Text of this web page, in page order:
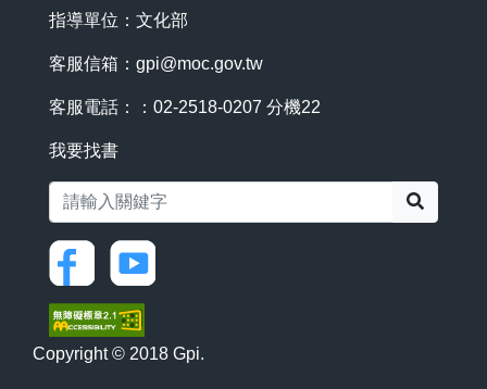
指導單位：文化部
客服信箱： gpi@moc.gov.tw
客服電話：：02-2518-0207 分機22
我要找書
Copyright © 2018 Gpi.